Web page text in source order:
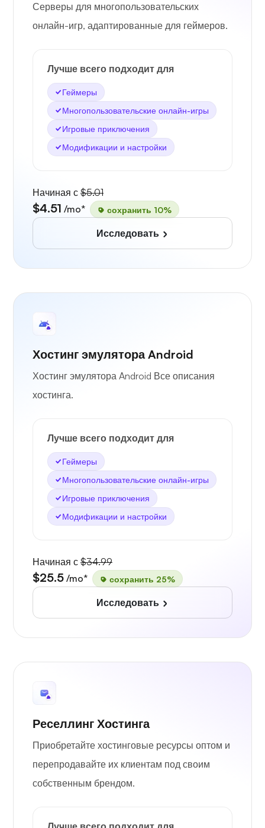
Серверы для многопользовательских
онлайн-игр, адаптированные для геймеров.
Лучше всего подходит для
Геймеры
Многопользовательские онлайн-игры
Игровые приключения
Модификации и настройки
Начиная с $5.01
$4.51 /mo* сохранить 10%
Исследовать
Хостинг эмулятора Android
Хостинг эмулятора Android Все описания
хостинга.
Лучше всего подходит для
Геймеры
Многопользовательские онлайн-игры
Игровые приключения
Модификации и настройки
Начиная с $34.99
$25.5 /mo* сохранить 25%
Исследовать
Реселлинг Хостинга
Приобретайте хостинговые ресурсы оптом и
перепродавайте их клиентам под своим
собственным брендом.